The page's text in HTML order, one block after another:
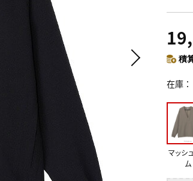
積
在庫
マッシ
ム